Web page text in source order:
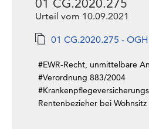
01 CG.2020.275
Urteil vom 10.09.2021
01 CG.2020.275 -
#EWR-Recht, unmittelbare
#Verordnung 883/2004
Rentenbezieher bei